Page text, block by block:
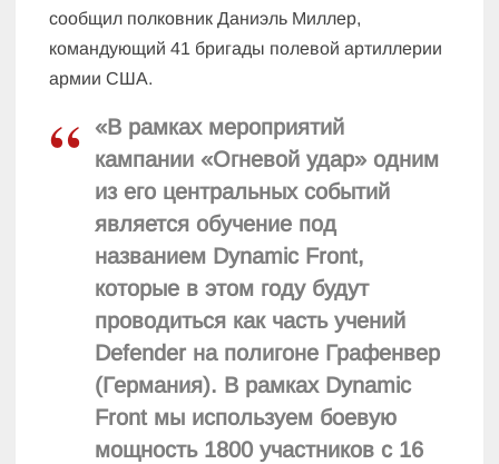
сообщил полковник Даниэль Миллер,
командующий 41 бригады полевой артиллерии
армии США.
«В рамках мероприятий
кампании «Огневой удар» одним
из его центральных событий
является обучение под
названием Dynamic Front,
которые в этом году будут
проводиться как часть учений
Defender на полигоне Графенвер
(Германия). В рамках Dynamic
Front мы используем боевую
мощность 1800 участников с 16